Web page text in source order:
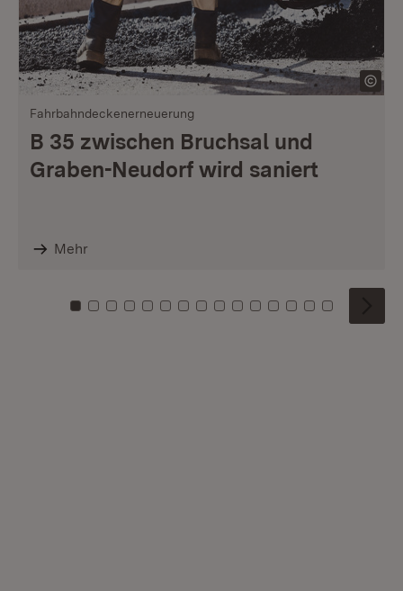
Fahrbahndeckenerneuerung
B 35 zwischen Bruchsal und
Graben-Neudorf wird saniert
Mehr
Zu Kachel: 0
Zu Kachel: 1
Zu Kachel: 2
Zu Kachel: 3
Zu Kachel: 4
Zu Kachel: 5
Zu Kachel: 6
Zu Kachel: 7
Zu Kachel: 8
Zu Kachel: 9
Zu Kachel: 10
Zu Kachel: 11
Zu Kachel: 12
Zu Kachel:
Zu